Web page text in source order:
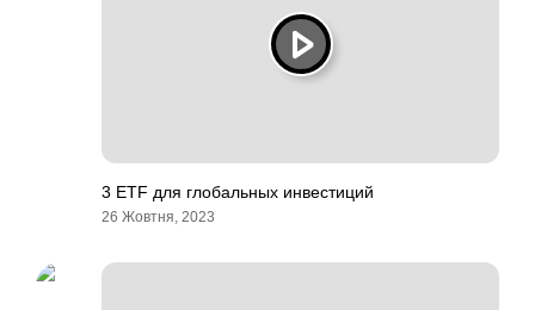
3 ETF для глобальных инвестиций
26 Жовтня, 2023